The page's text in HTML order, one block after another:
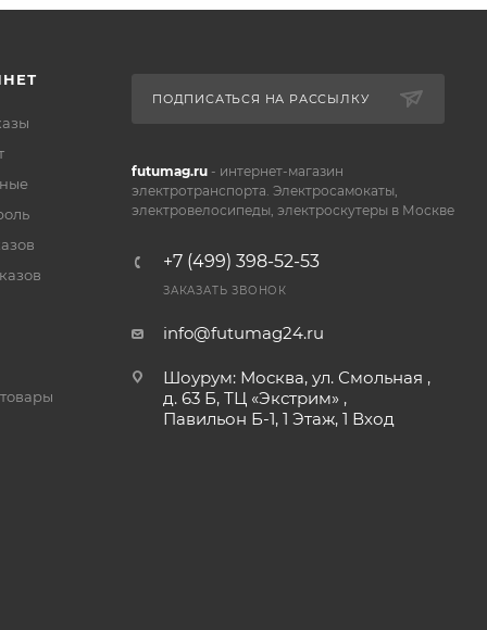
ПОДПИСАТЬСЯ НА РАССЫЛКУ
futumag.ru- интернет-магазин
электротранспорта. Электросамокаты,
электровелосипеды, электроскутеры в Москве
+7 (499) 398-52-53
ЗАКАЗАТЬ ЗВОНОК
info@futumag24.ru
Шоурум: Москва, ул. Смольная ,
д. 63 Б, ТЦ «Экстрим» ,
Павильон Б-1, 1 Этаж, 1 Вход